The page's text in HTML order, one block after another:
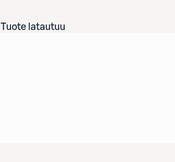
Tuote latautuu